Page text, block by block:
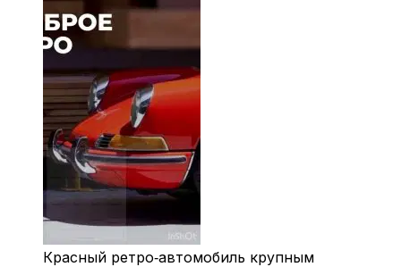
Красный ретро‑автомобиль крупным